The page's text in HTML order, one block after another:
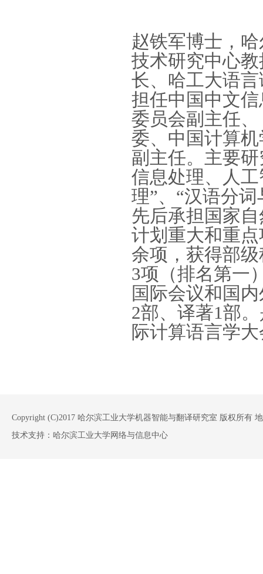
赵铁军博士，
技术研究中心
长、哈工大语
担任中国中文
委员会副主任
委、中国计算
副主任。主要
信息处理、人
理”、“汉语分
先后承担国家
计划重大和重
余项，获得部
3项（排名第一
国际会议和国
2部、译著1部
际计算语言学
Copyright (C)2017 哈尔滨工业大学机器智能与翻译研究室 版权所有
技术支持：哈尔滨工业大学网络与信息中心